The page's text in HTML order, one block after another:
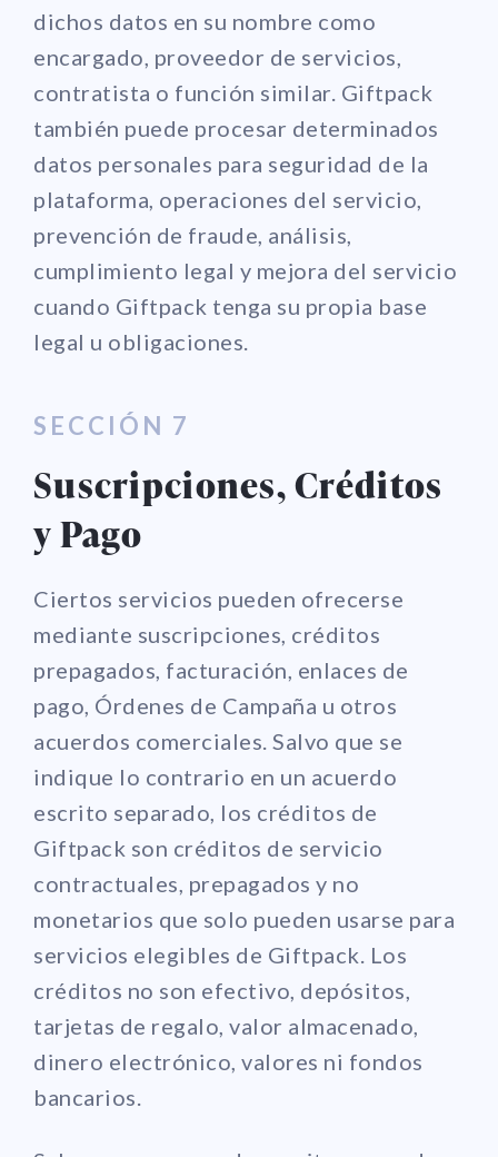
dichos datos en su nombre como
encargado, proveedor de servicios,
contratista o función similar. Giftpack
también puede procesar determinados
datos personales para seguridad de la
plataforma, operaciones del servicio,
prevención de fraude, análisis,
cumplimiento legal y mejora del servicio
cuando Giftpack tenga su propia base
legal u obligaciones.
SECCIÓN 7
Suscripciones, Créditos
y Pago
Ciertos servicios pueden ofrecerse
mediante suscripciones, créditos
prepagados, facturación, enlaces de
pago, Órdenes de Campaña u otros
acuerdos comerciales. Salvo que se
indique lo contrario en un acuerdo
escrito separado, los créditos de
Giftpack son créditos de servicio
contractuales, prepagados y no
monetarios que solo pueden usarse para
servicios elegibles de Giftpack. Los
créditos no son efectivo, depósitos,
tarjetas de regalo, valor almacenado,
dinero electrónico, valores ni fondos
bancarios.